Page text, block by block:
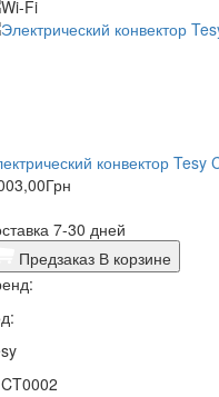
конвектор
Грн
7-30 дней
Предзаказ В корзине